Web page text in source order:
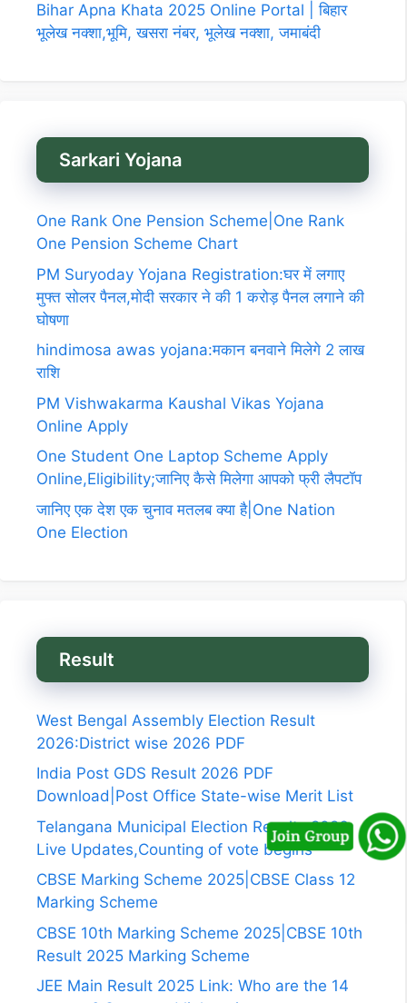
Bihar Apna Khata 2025 Online Portal | बिहार
भूलेख नक्शा,भूमि, खसरा नंबर, भूलेख नक्शा, जमाबंदी
Sarkari Yojana
One Rank One Pension Scheme|One Rank
One Pension Scheme Chart
PM Suryoday Yojana Registration:घर में लगाए
मुफ्त सोलर पैनल,मोदी सरकार ने की 1 करोड़ पैनल लगाने की
घोषणा
hindimosa awas yojana:मकान बनवाने मिलेगे 2 लाख
राशि
PM Vishwakarma Kaushal Vikas Yojana
Online Apply
One Student One Laptop Scheme Apply
Online,Eligibility;जानिए कैसे मिलेगा आपको फ्री लैपटॉप
जानिए एक देश एक चुनाव मतलब क्या है|One Nation
One Election
Result
West Bengal Assembly Election Result
2026:District wise 2026 PDF
India Post GDS Result 2026 PDF
Download|Post Office State-wise Merit List
Telangana Municipal Election Results 2026
Live Updates,Counting of vote begins
CBSE Marking Scheme 2025|CBSE Class 12
Marking Scheme
CBSE 10th Marking Scheme 2025|CBSE 10th
Result 2025 Marking Scheme
JEE Main Result 2025 Link: Who are the 14